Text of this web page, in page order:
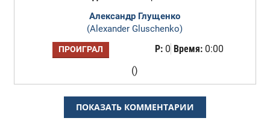
Александр Глущенко
(Alexander Gluschenko)
ПРОИГРАЛ Р:0 Время:0:00
()
ПОКАЗАТЬ КОММЕНТАРИИ